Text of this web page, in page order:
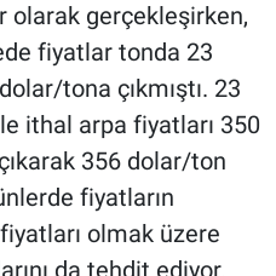
olarak gerçekleşirken,
fiyatlar tonda 23
tona çıkmıştı. 23
ithal arpa fiyatları 350
356 dolar/ton
fiyatların
olmak üzere
da tehdit ediyor.